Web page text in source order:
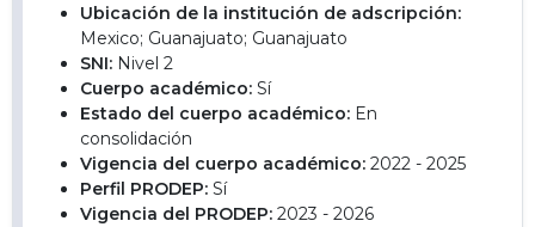
Ubicación de la institución de adscripción:
Mexico; Guanajuato; Guanajuato
SNI: Nivel 2
Cuerpo académico: Sí
Estado del cuerpo académico: En
consolidación
Vigencia del cuerpo académico: 2022 - 2025
Perfil PRODEP: Sí
Vigencia del PRODEP: 2023 - 2026